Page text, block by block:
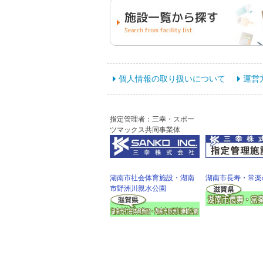
個人情報の取り扱いについて 運営
指定管理者：三幸・スポー
ツマックス共同事業体